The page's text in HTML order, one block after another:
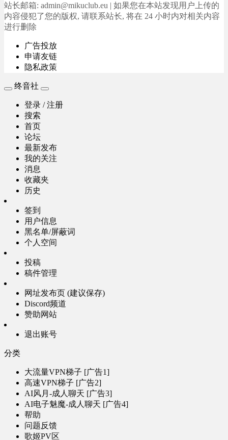
站长邮箱: admin@mikuclub.eu | 如果您在本站发现用户上传的
内容侵犯了您的版权, 请联系站长, 将在 24 小时内对相关内容
进行删除
广告投放
申请友链
隐私政策
终音社
登录 / 注册
搜索
首页
论坛
最新发布
我的关注
消息
收藏夹
历史
签到
用户信息
黑名单/屏蔽词
个人空间
投稿
稿件管理
网址发布页 (建议保存)
Discord频道
赞助网站
退出账号
分类
大流量VPN梯子 [广告1]
高速VPN梯子 [广告2]
AI风月-成人聊天 [广告3]
AI电子魅魔-成人聊天 [广告4]
帮助
问题反馈
歌姬PV区